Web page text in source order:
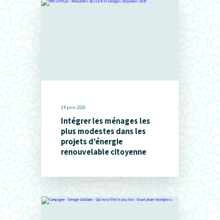
24 juin 2026
Intégrer les ménages les
plus modestes dans les
projets d’énergie
renouvelable citoyenne